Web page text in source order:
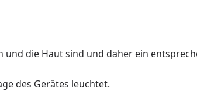
die Haut sind und daher ein
des Gerätes leuchtet.